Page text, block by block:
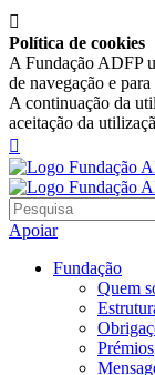

Política de cookies
A Fundação ADFP
de navegação e
A continuação da
aceitação da

Apoiar
Fundação
Quem
Prémios